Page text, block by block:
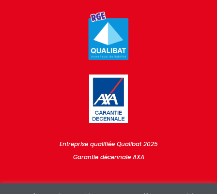
Entreprise qualifiée Qualibat 2025
Garantie décennale AXA